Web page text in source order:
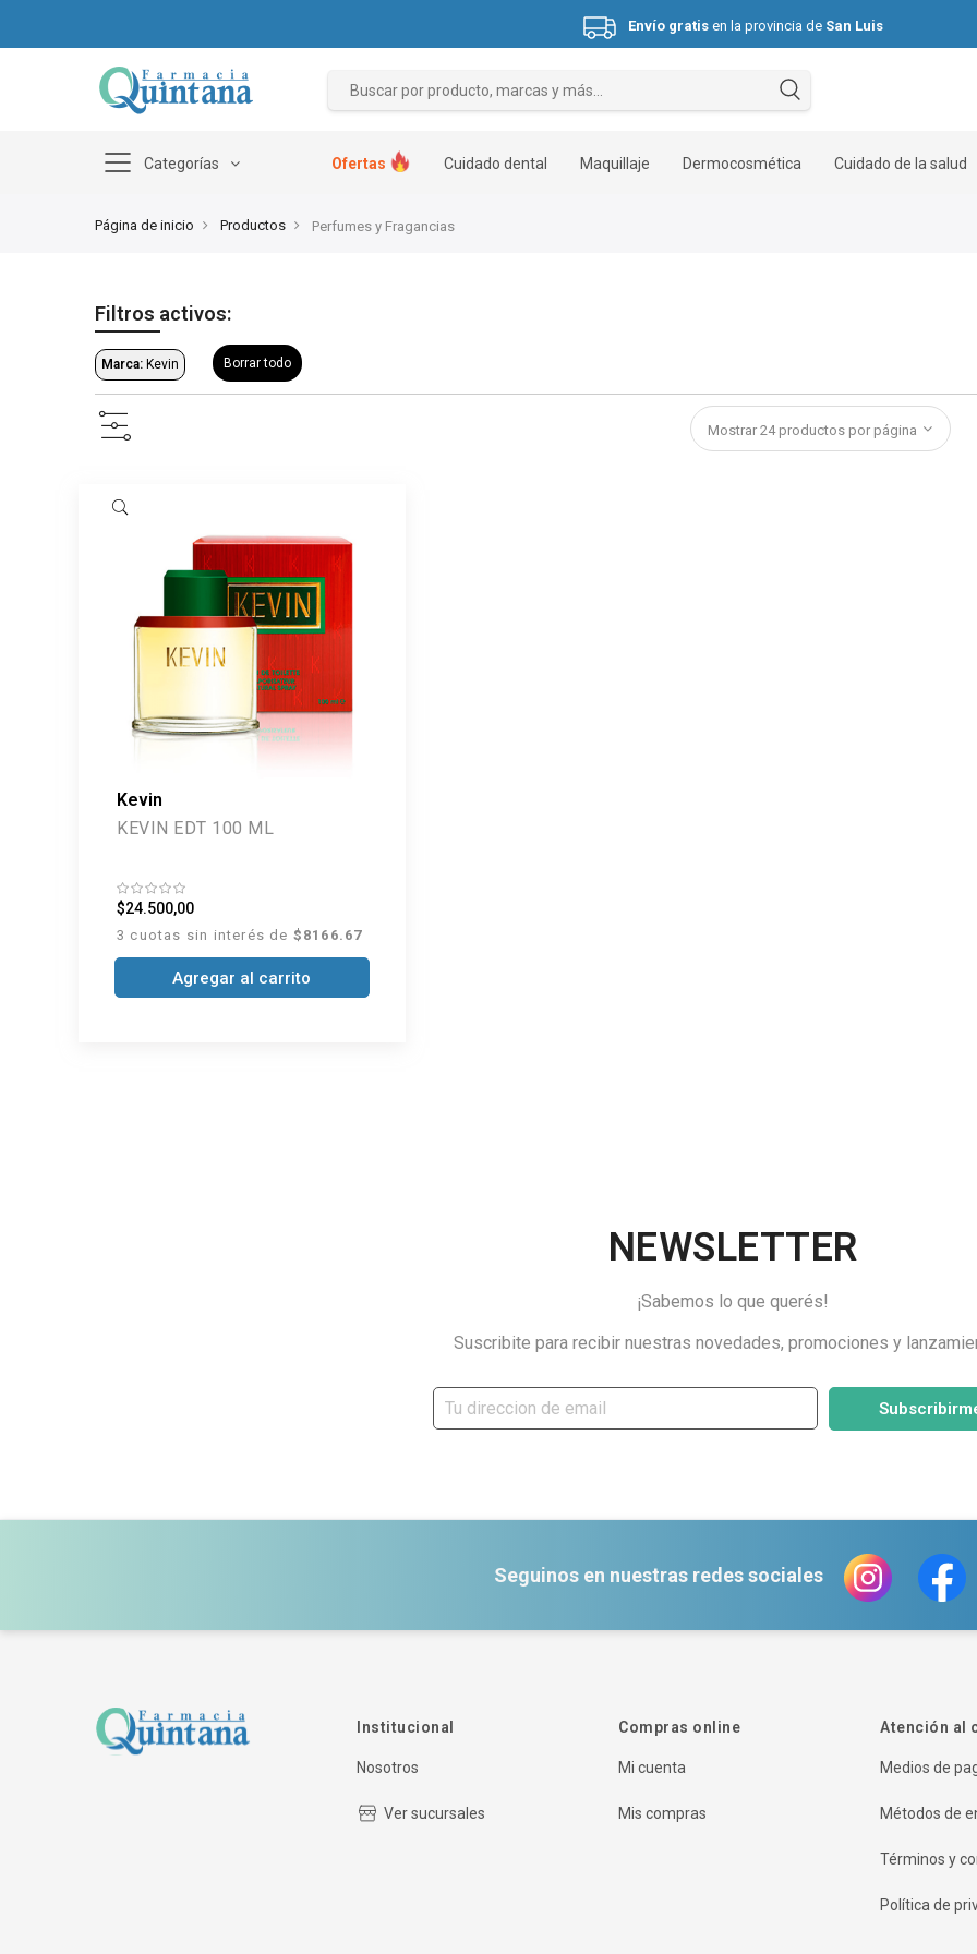
Envío gratis en la provincia de San Luis
Hasta 3 cuotas sin interés.
Categorías Ofertas Cuidado dental Maquillaje Dermocosmética Cuidado de la salud
Página de inicio Productos Perfumes y Fragancias
Filtros activos:
Marca: Kevin Borrar todo
Kevin
KEVIN EDT 100 ML
$24.500,00
3 cuotas sin interés de $8166.67
Agregar al carrito
NEWSLETTER
¡Sabemos lo que querés!
Suscribite para recibir nuestras novedades, promociones y
Seguinos en nuestras redes sociales
Institucional
Nosotros
Ver sucursales
Compras online
Mi cuenta
Mis compras
Atención al
Medios de
Métodos de
Términos y
Política de